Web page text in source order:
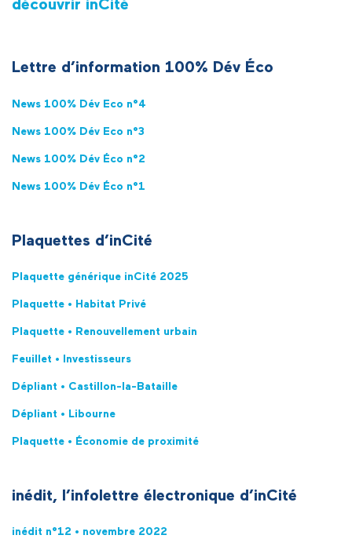
découvrir inCité
Lettre d’information 100% Dév Éco
News 100% Dév Eco n°4
News 100% Dév Eco n°3
News 100% Dév Éco n°2
News 100% Dév Éco n°1
Plaquettes d’inCité
Plaquette générique inCité 2025
Plaquette • Habitat Privé
Plaquette • Renouvellement urbain
Feuillet • Investisseurs
Dépliant • Castillon-la-Bataille
Dépliant • Libourne
Plaquette • Économie de proximité
inédit, l’infolettre électronique d’inCité
inédit n°12 • novembre 2022